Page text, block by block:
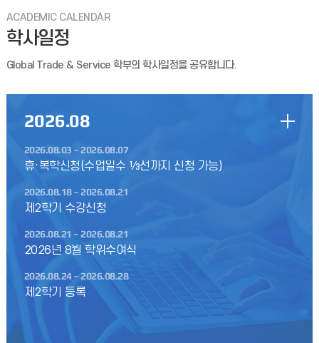
안내하니해당 학생들은 신청하기 바랍니다.가. 신청 및 추천기간구
분기 간비 고1차(감면)학생 신청2026.07.06.(월)
2026-2학기 학업우수장학금 신청 안내
통합정보시스템 신청 ※통합정보시스템 학사행정 장학 장학금 신청
2026년 8월 졸업예정자 영문 성명 확인 및 입력 안내
2026년 8월(2025학년도 후기) 학위수여식을 위하여 졸업증서
(학위증)를 국문 및 영문으로 발행하여 학사학위를 수여하고자
하오니, 졸업예정자는 통합정보시스템에 등록된 본인의 영
2026-1학기 교내장학금(학생장학금Ⅱ) 신청 안내
2026-1학기 교내장학금(학생장학금Ⅱ) 일정을 아래와 같이
안내하오니, 해당 학생들은 기간 내에 신청할 수 있도록 확인하여
주시기 바랍니다. 가. 신청기간 : 2026. 7. 7
2026-1 담임교수 면담 관련 안내
2026-2학기 학업우수장학금 심사 시 반영되는 담임교수 면담은
ACADEMIC CALENDAR
학사일정
Global Trade & Service 학부의 학사일정을 공유합니다.
2026.08
2026.08.03 ~ 2026.08.07
휴·복학신청(수업일수 ⅓선까지 신청 가능)
2026.08.18 ~ 2026.08.21
제2학기 수강신청
2026.08.21 ~ 2026.08.21
2026년 8월 학위수여식
2026.08.24 ~ 2026.08.28
제2학기 등록